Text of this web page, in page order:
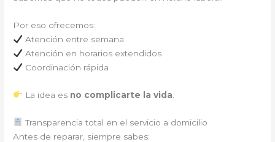
Por eso ofrecemos:
Atención entre semana
Atención en horarios extendidos
Coordinación rápida
La idea es no complicarte la vida
Transparencia total en el servicio a domicilio
Antes de reparar, siempre sabes: